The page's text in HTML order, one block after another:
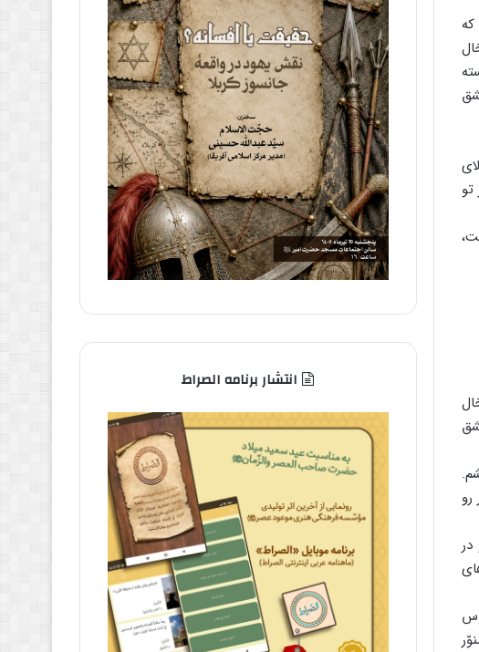
انتشار برنامه الصراط